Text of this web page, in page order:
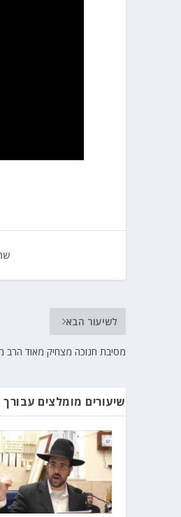
לשיעור הבא
מסיבת חנוכה מצחיק מאוד הרב
שיעורים מומלצים עבורך